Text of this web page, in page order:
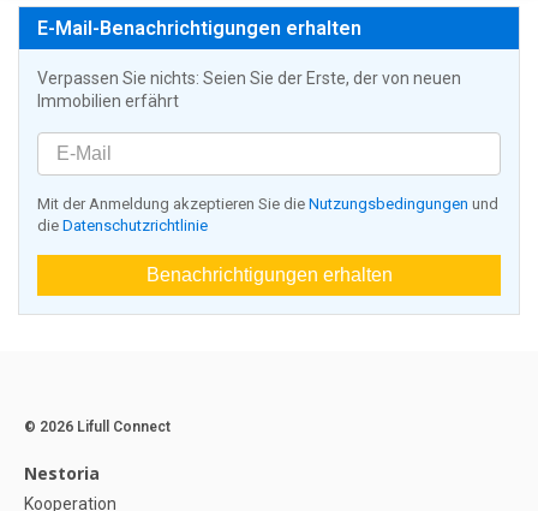
E-Mail-Benachrichtigungen erhalten
Verpassen Sie nichts: Seien Sie der Erste, der von neuen
Immobilien erfährt
Mit der Anmeldung akzeptieren Sie die Nutzungsbedingungen und
die Datenschutzrichtlinie
Benachrichtigungen erhalten
© 2026 Lifull Connect
Nestoria
Kooperation